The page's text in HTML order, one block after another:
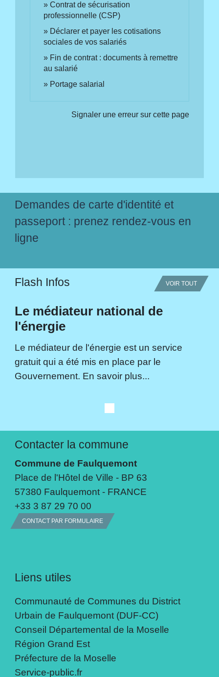
Contrat de sécurisation
professionnelle (CSP)
Déclarer et payer les cotisations
sociales de vos salariés
Fin de contrat : documents à remettre
au salarié
Portage salarial
Signaler une erreur sur cette page
Demandes de carte d'identité et
passeport : prenez rendez-vous en
ligne
Flash Infos VOIR TOUT
Le médiateur national de
l'énergie
Le médiateur de l'énergie est un service
gratuit qui a été mis en place par le
Gouvernement. En savoir plus...
Contacter la commune
Commune de Faulquemont
Place de l'Hôtel de Ville - BP 63
57380 Faulquemont - FRANCE
+33 3 87 29 70 00
CONTACT PAR FORMULAIRE
Liens utiles
Communauté de Communes du District
Urbain de Faulquemont (DUF-CC)
Conseil Départemental de la Moselle
Région Grand Est
Préfecture de la Moselle
Service-public.fr